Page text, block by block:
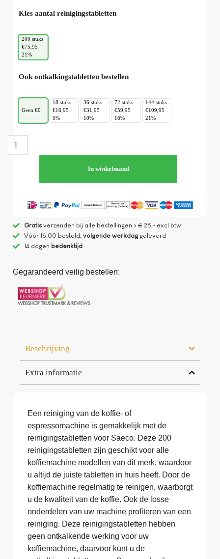
Kies aantal reinigingstabletten
200 stuks
€75,95
21%
Ook ontkalkingstabletten bestellen
Geen €0
18 stuks
€16,95
5%
36 stuks
€31,95
10%
72 stuks
€59,95
16%
144 stuks
€109,95
21%
In winkelmand
Gratisverzenden bij alle bestellingen > € 25,- excl btw
Vòòr 16:00 besteld, volgende werkdaggeleverd
14 dagen bedenktijd
Gegarandeerd veilig bestellen:
Beschrijving
Extra informatie
Een reiniging van de koffie- of
espressomachine is gemakkelijk met de
reinigingstabletten voor Saeco. Deze 200
reinigingstabletten zijn geschikt voor alle
koffiemachine modellen van dit merk, waardoor
u altijd de juiste tabletten in huis heeft. Door de
koffiemachine regelmatig te reinigen, waarborgt
u de kwaliteit van de koffie. Ook de losse
onderdelen van uw machine profiteren van een
reiniging. Deze reinigingstabletten hebben
geen ontkalkende werking voor uw
koffiemachine, daarvoor kunt u de